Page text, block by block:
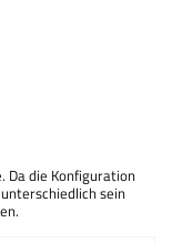
Da die Konfiguration
sein